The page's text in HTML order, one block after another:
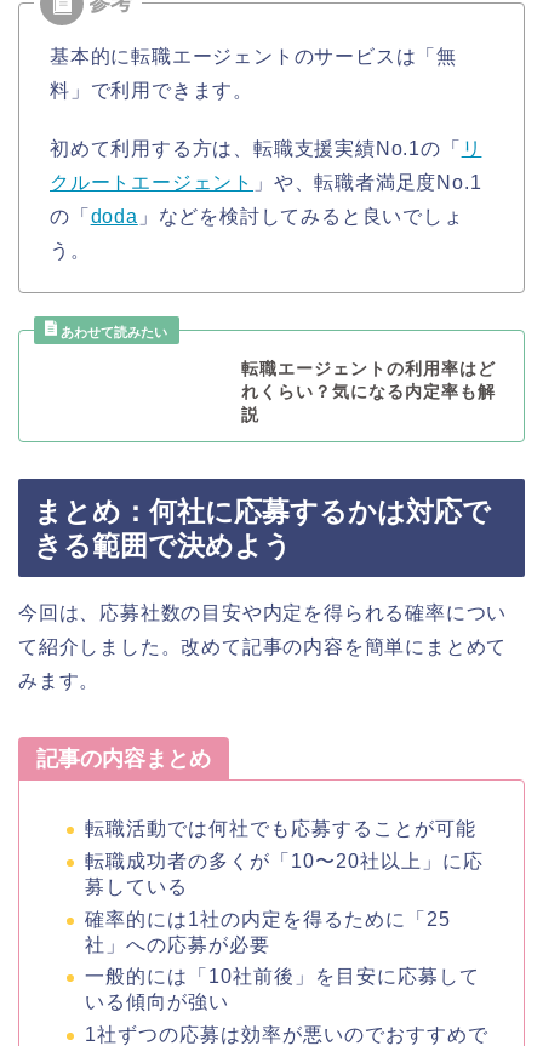
基本的に転職エージェントのサービスは「無
料」で利用できます。
初めて利用する方は、転職支援実績No.1の「 リ
クルートエージェント
」や、転職者満足度No.1
の「 doda 」などを検討してみると良いでしょ
う。
転職エージェントの利用率はど
れくらい？気になる内定率も解
説
まとめ：何社に応募するかは対応で
きる範囲で決めよう
今回は、応募社数の目安や内定を得られる確率につい
て紹介しました。改めて記事の内容を簡単にまとめて
みます。
記事の内容まとめ
転職活動では何社でも応募することが可能
転職成功者の多くが「10〜20社以上」に応
募している
確率的には1社の内定を得るために「25
社」への応募が必要
一般的には「10社前後」を目安に応募して
いる傾向が強い
1社ずつの応募は効率が悪いのでおすすめで